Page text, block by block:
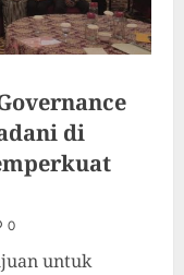
di
0
untuk